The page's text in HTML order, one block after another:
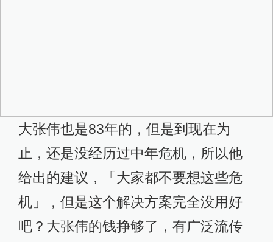
大张伟也是83年的，但是到现在为
止，还是没经历过中年危机，所以他
给出的建议，「大家都不要想这些危
机」，但是这个解决方案完全没用好
吧？大张伟的钱挣够了，有广泛流传